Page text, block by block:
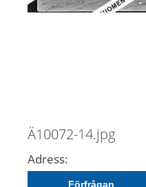
Ä10072-14.jpg
Adress:
Förfrågan